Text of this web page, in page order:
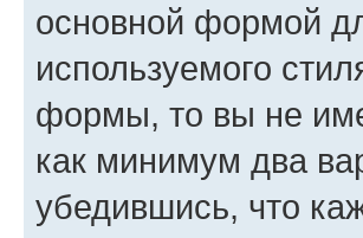
основной формой
используемого
формы, то вы не
как минимум два
убедившись, что